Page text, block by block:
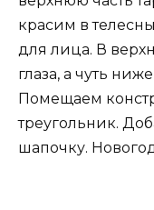
красим в
для лица. В
глаза, а чуть
Помещаем
треугольник.
шапочку.